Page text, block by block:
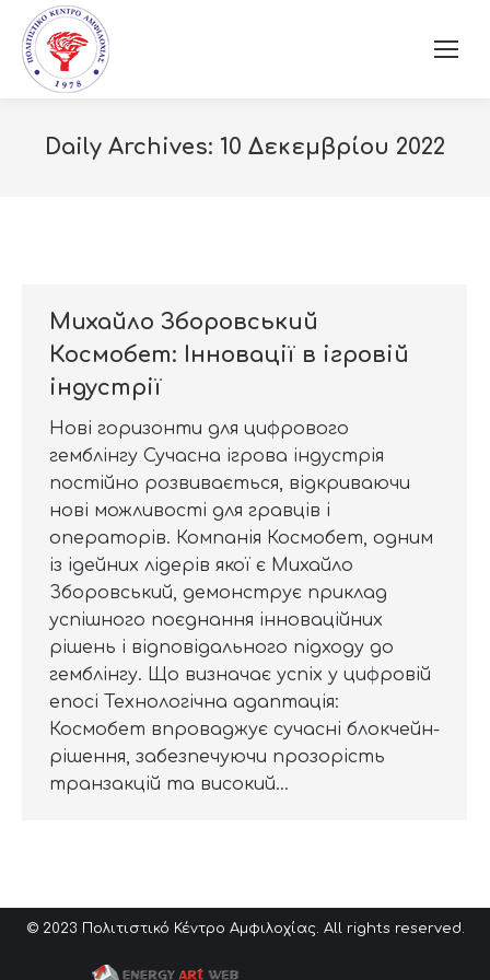
Daily Archives: 10 Δεκεμβρίου 2022
Михайло Зборовський
Космобет: Інновації в ігровій
індустрії
Нові горизонти для цифрового
гемблінгу Сучасна ігрова індустрія
постійно розвивається, відкриваючи
нові можливості для гравців і
операторів. Компанія Космобет, одним
із ідейних лідерів якої є Михайло
Зборовський, демонструє приклад
успішного поєднання інноваційних
рішень і відповідального підходу до
гемблінгу. Що визначає успіх у цифровій
епосі Технологічна адаптація:
Космобет впроваджує сучасні блокчейн-
рішення, забезпечуючи прозорість
транзакцій та високий…
© 2023 Πολιτιστικό Κέντρο Αμφιλοχίας. All rights reserved.